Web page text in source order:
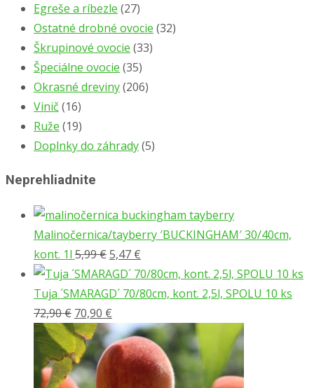
Egreše a ríbezle (27)
Ostatné drobné ovocie (32)
Škrupinové ovocie (33)
Špeciálne ovocie (35)
Okrasné dreviny(206)
Vinič (16)
Ruže (19)
Doplnky do záhrady(5)
Neprehliadnite
Malinočernica/tayberry ′BUCKINGHAM′ 30/40cm,
kont. 1l 5,99€Pôvodná
cena
bola:
5,99 €.
5,47 €
cena
je:
Tuja ´SMARAGD´ 70/80cm, kont. 2,5l, SPOLU 10 ks
72,90€ Pôvodná
cena
bola:
72,90 €.
70,90 €
cena
je:
70,90 €.